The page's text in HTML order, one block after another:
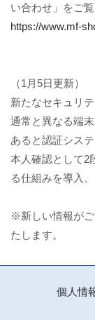
い合わせ」をご覧
https://www.mf-
（1月5日更新）
新たなセキュリ
通常と異なる端
あると認証シス
本人確認として2
る仕組みを導入。
※新しい情報が
たします。
個人情